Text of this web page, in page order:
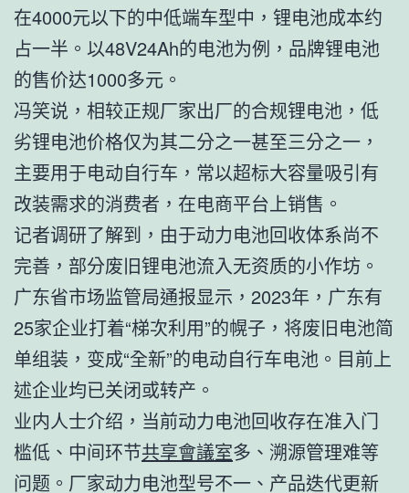
在4000元以下的中低端车型中，锂电池成本约
占一半。以48V24Ah的电池为例，品牌锂电池
的售价达1000多元。
冯笑说，相较正规厂家出厂的合规锂电池，低
劣锂电池价格仅为其二分之一甚至三分之一，
主要用于电动自行车，常以超标大容量吸引有
改装需求的消费者，在电商平台上销售。
记者调研了解到，由于动力电池回收体系尚不
完善，部分废旧锂电池流入无资质的小作坊。
广东省市场监管局通报显示，2023年，广东有
25家企业打着“梯次利用”的幌子，将废旧电池简
单组装，变成“全新”的电动自行车电池。目前上
述企业均已关闭或转产。
业内人士介绍，当前动力电池回收存在准入门
槛低、中间环节共享會議室多、溯源管理难等
问题。厂家动力电池型号不一、产品迭代更新